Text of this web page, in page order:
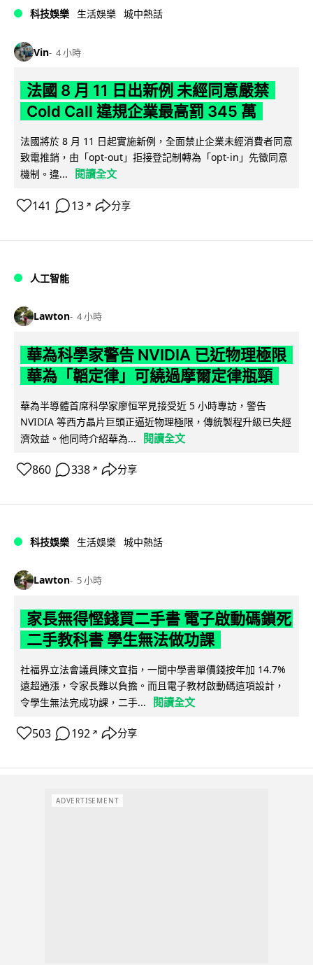
科技娛樂 生活娛樂 城中熱話
Vin 4 小時
法國 8 月 11 日出新例 未經同意嚴禁
Cold Call 違規企業最高罰 345 萬
法國將於 8 月 11 日起實施新例，全面禁止企業未經消費者同意
致電推銷，由「opt-out」拒接登記制轉為「opt-in」先徵同意
機制。違...
閱讀全文
141 13 ↗ 分享
人工智能
Lawton 4 小時
華為科學家警告 NVIDIA 已近物理極限
華為「韜定律」可繞過摩爾定律瓶頸
華為半導體首席科學家廖恒罕見接受近 5 小時專訪，警告
NVIDIA 等西方晶片巨頭正逼近物理極限，傳統製程升級已失經
濟效益。他同時介紹華為...
閱讀全文
860 338 ↗ 分享
科技娛樂 生活娛樂 城中熱話
Lawton 5 小時
家長無得慳錢買二手書 電子啟動碼鎖死
二手教科書 學生無法做功課
社福界立法會議員陳文宜指，一間中學書單價錢按年加 14.7%
遠超通漲，令家長難以負擔。而且電子教材啟動碼這項設計，
令學生無法完成功課，二手...
閱讀全文
503 192 ↗ 分享
ADVERTISEMENT